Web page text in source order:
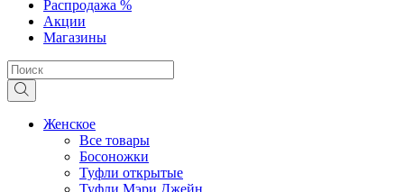
Распродажа %
Акции
Магазины
Женское
Все товары
Босоножки
Туфли открытые